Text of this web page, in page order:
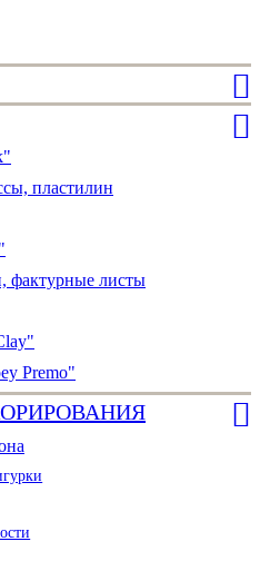
пластилин
фактурные листы
Premo"